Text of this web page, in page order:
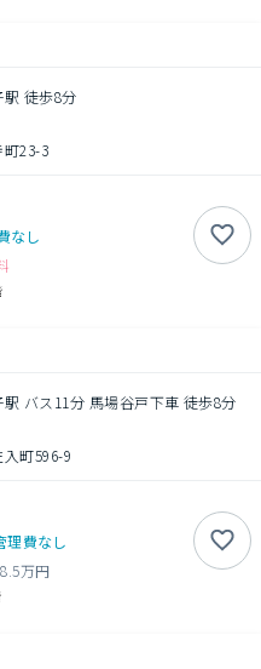
徒歩8分
23-3
なし
バス11分 馬場谷戸下車 徒歩8分
町596-9
理費なし
万円